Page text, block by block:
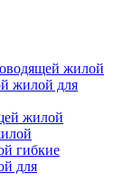
жилой
жилой для
жилой
гибкие
для